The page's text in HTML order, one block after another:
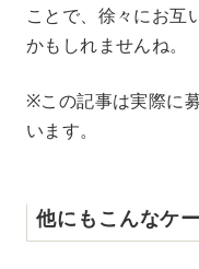
ことで、徐々にお互
かもしれませんね。
※この記事は実際に
います。
他にもこんなケ